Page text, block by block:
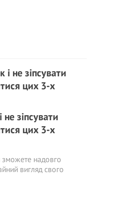
зіпсувати
цих 3-х
надовго
вигляд свого